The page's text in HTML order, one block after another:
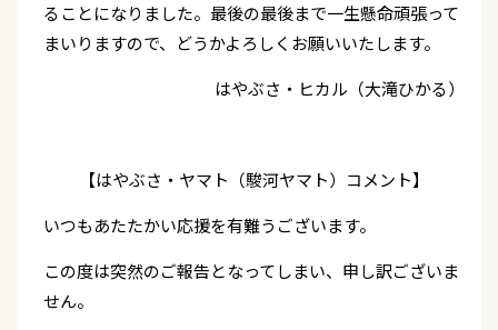
ることになりました。最後の最後まで一生懸命頑張って
まいりますので、どうかよろしくお願いいたします。
はやぶさ・ヒカル（大滝ひかる）
【はやぶさ・ヤマト（駿河ヤマト）コメント】
いつもあたたかい応援を有難うございます。
この度は突然のご報告となってしまい、申し訳ございま
せん。